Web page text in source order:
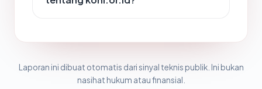
Laporan ini dibuat otomatis dari sinyal teknis publik. Ini bukan
nasihat hukum atau finansial.